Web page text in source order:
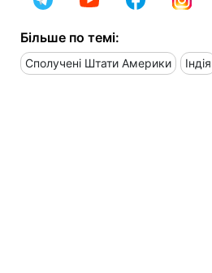
Більше по темі:
Сполучені Штати Америки Індія